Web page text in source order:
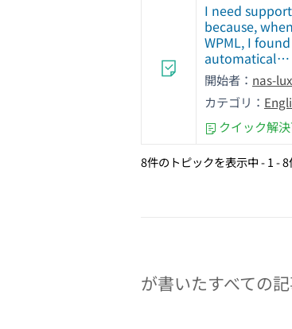
I need
because,
WPML, I
automatical…
開始者： nas-
カテゴリ：
クイック解
8件のトピックを表示中 - 1 -
が書いたすべての